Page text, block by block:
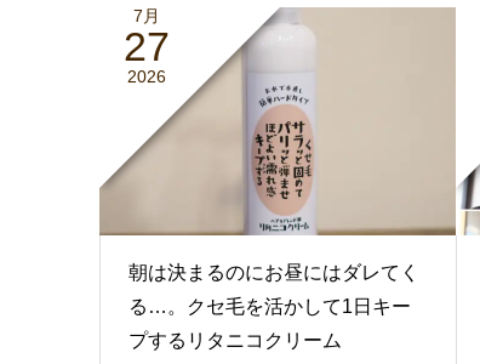
7月
27
2026
朝は決まるのにお昼にはダレてく
る…。クセ毛を活かして1日キー
プするリタニコクリーム